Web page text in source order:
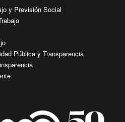
y Previsión Social
Pública y Transparencia